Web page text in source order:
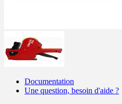
Documentation
Une question, besoin d'aide ?